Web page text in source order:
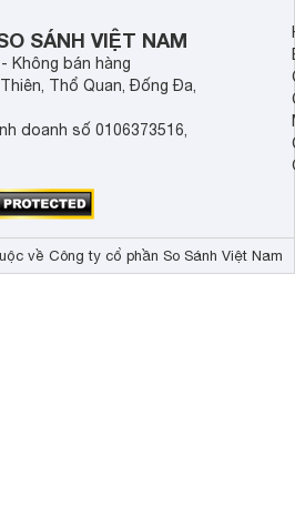
SÁNH VIỆT NAM
Không bán hàng
Thổ Quan, Đống Đa,
doanh số 0106373516,
về Công ty cổ phần So Sánh Việt Nam